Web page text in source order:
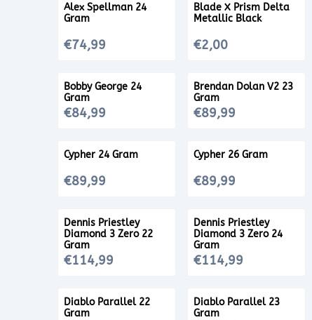
Alex Spellman 24
Gram
Prijs: 74,99
€74,99
Blade X Prism Delta
Metallic Black
Prijs: 2,00
€2,00
Bobby George 24
Gram
Prijs: 84,99
€84,99
Brendan Dolan V2 23
Gram
Prijs: 89,99
€89,99
Cypher 24 Gram
Prijs: 89,99
€89,99
Cypher 26 Gram
Prijs: 89,99
€89,99
Dennis Priestley
Diamond 3 Zero 22
Gram
Prijs: 114,99
€114,99
Dennis Priestley
Diamond 3 Zero 24
Gram
Prijs: 114,99
€114,99
Diablo Parallel 22
Gram
Diablo Parallel 23
Gram